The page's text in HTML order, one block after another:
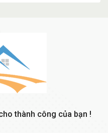
thành công của bạn !